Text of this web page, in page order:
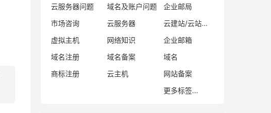
云服务器问题 域名及账户问题
企业邮局
市场咨询
云服务器
云建站/云站群/小程序
虚拟主机
网络知识
企业邮箱
域名注册
域名备案
域名
商标注册
云主机
网站备案
更多标签...